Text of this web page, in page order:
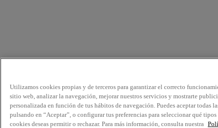
Utilizamos cookies propias y de terceros para garantizar el correcto
sitio web, analizar la navegación, mejorar nuestros servicios y mostrarte
personalizada en función de tus hábitos de navegación. Puedes aceptar todas
pulsando en “Aceptar”, o configurar tus preferencias para seleccionar qué tipos
cookies deseas permitir o rechazar. Para más información, consulta nuestra